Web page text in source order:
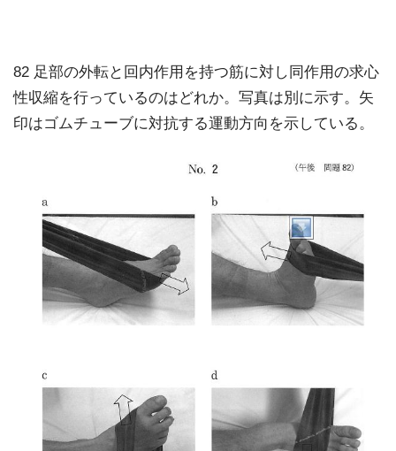
82 足部の外転と回内作用を持つ筋に対し同作用の求心
性収縮を行っているのはどれか。写真は別に示す。矢
印はゴムチューブに対抗する運動方向を示している。